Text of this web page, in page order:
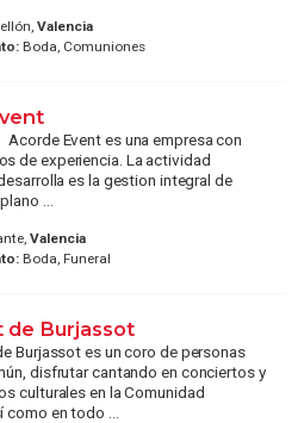
Valencia
Boda, Comuniones
Event es una empresa con
de experiencia. La actividad
es la gestion integral de
...
Valencia
Boda, Funeral
de Burjassot
Burjassot es un coro de personas
disfrutar cantando en conciertos y
culturales en la Comunidad
en todo ...